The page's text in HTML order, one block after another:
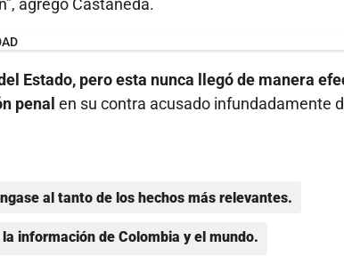
agregó Castañeda.
Estado, pero esta nunca llegó de manera
penal en su contra acusado infundadamente
al tanto de los hechos más relevantes.
información de Colombia y el mundo.